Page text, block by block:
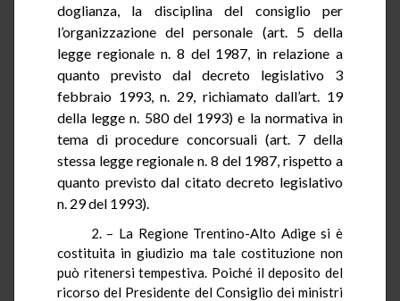
doglianza, la disciplina del consiglio per
l’organizzazione del personale (art. 5 della
legge regionale n. 8 del 1987, in relazione a
quanto previsto dal decreto legislativo 3
febbraio 1993, n. 29, richiamato dall’art. 19
della legge n. 580 del 1993) e la normativa in
tema di procedure concorsuali (art. 7 della
stessa legge regionale n. 8 del 1987, rispetto a
quanto previsto dal citato decreto legislativo
n. 29 del 1993).
2. – La Regione Trentino-Alto Adige si è
costituita in giudizio ma tale costituzione non
può ritenersi tempestiva. Poiché il deposito del
ricorso del Presidente del Consiglio dei ministri